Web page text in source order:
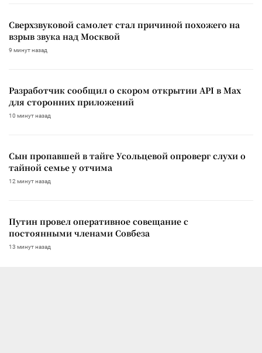
Сверхзвуковой самолет стал причиной похожего на
взрыв звука над Москвой
9 минут назад
Разработчик сообщил о скором открытии API в Max
для сторонних приложений
10 минут назад
Сын пропавшей в тайге Усольцевой опроверг слухи о
тайной семье у отчима
12 минут назад
Путин провел оперативное совещание с
постоянными членами Совбеза
13 минут назад